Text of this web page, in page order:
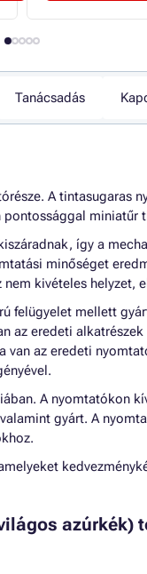
Tanácsadás
A tintasugaras
miniatűr
így a
minőséget
kivételes helyzet,
felügyelet mellett
az eredeti
az eredeti
A nyomtatókon
gyárt. A
azúrkék)